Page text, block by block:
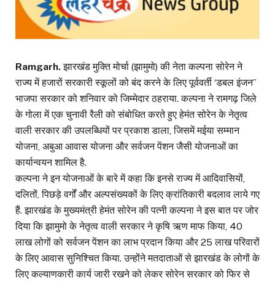
Ramgarh.झारखंड मुक्ति मोर्चा (झामुमो) की नेता कल्पना सोरेन ने
राज्य में हजारों सरकारी स्कूलों को बंद करने के लिए पूर्ववर्ती ‘डबल इंजन’’
भाजपा सरकार को शनिवार को जिम्मेदार ठहराया. कल्पना ने रामगढ़ जिले
के गोला में एक चुनावी रैली को संबोधित करते हुए हेमंत सोरेन के नेतृत्व
वाली सरकार की उपलब्धियों पर प्रकाश डाला, जिसमें मईया सम्मान
योजना, अबुआ आवास योजना और सर्वजन पेंशन जैसी योजनाओं का
कार्यान्वयन शामिल है.
कल्पना ने इन योजनाओं के बारे में कहा कि इनसे राज्य में आदिवासियों,
दलितों, पिछड़े वर्गों और अल्पसंख्यकों के लिए क्रांतिकारी बदलाव लाये गए
हैं. झारखंड के मुख्यमंत्री हेमंत सोरेन की पत्नी कल्पना ने इस बात पर जोर
दिया कि झामुमो के नेतृत्व वाली सरकार ने कृषि ऋण माफ किया, 40
लाख लोगों को सर्वजन पेंशन का लाभ प्रदान किया और 25 लाख परिवारों
के लिए आवास सुनिश्चित किया. उन्होंने मतदाताओं से झारखंड के लोगों के
लिए कल्याणकारी कार्य जारी रखने को लेकर सोरेन सरकार को फिर से